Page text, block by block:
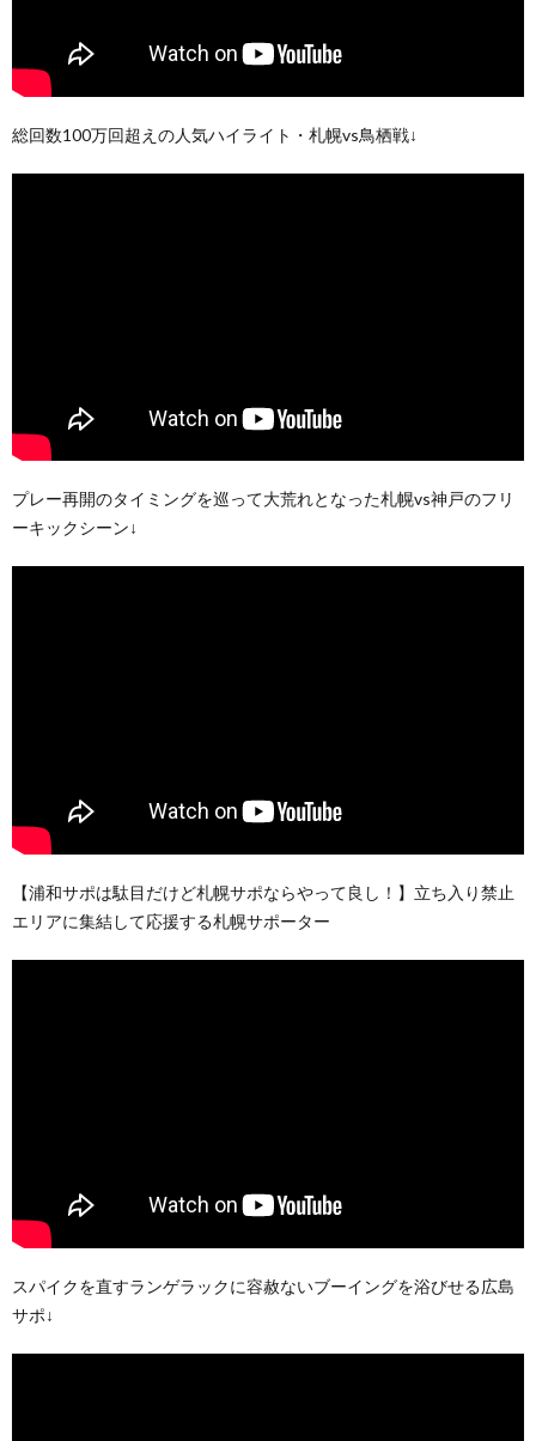
総回数100万回超えの人気ハイライト・札幌vs鳥栖戦↓
プレー再開のタイミングを巡って大荒れとなった札幌vs神戸のフリ
ーキックシーン↓
【浦和サポは駄目だけど札幌サポならやって良し！】立ち入り禁止
エリアに集結して応援する札幌サポーター
スパイクを直すランゲラックに容赦ないブーイングを浴びせる広島
サポ↓